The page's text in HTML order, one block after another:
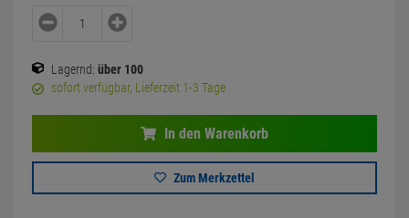
Lagernd: über 100
sofort verfügbar, Lieferzeit 1-3 Tage
In den Warenkorb
Zum Merkzettel